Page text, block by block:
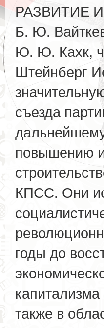
РАЗВИТИЕ
Б. Ю.
Ю. Ю. Кахк,
Штейнберг
съезда
повышению
КПСС. Они
годы до
также в